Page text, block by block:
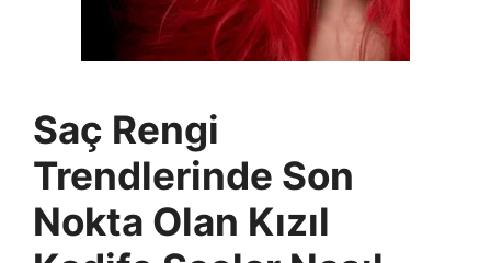
Saç Rengi
Trendlerinde Son
Nokta Olan Kızıl